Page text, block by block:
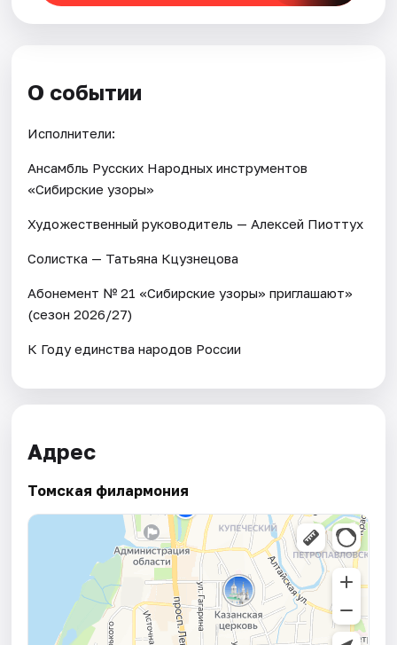
О событии
Исполнители:
Ансамбль Русских Народных инструментов
«Сибирские узоры»
Художественный руководитель — Алексей Пиоттух
Солистка — Татьяна Кцузнецова
Абонемент № 21 «Сибирские узоры» приглашают»
(сезон 2026/27)
К Году единства народов России
Адрес
Томская филармония